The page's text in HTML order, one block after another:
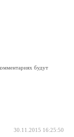
будут
30.11.2015 16:25:50